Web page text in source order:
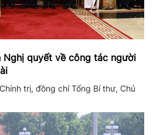
Nghị quyết về công tác người
trị, đồng chí Tổng Bí thư, Chủ